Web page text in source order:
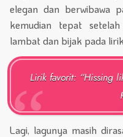
elegan dan berwibawa
kemudian tepat
lambat dan bijak pada
Lirik favorit: “Hissing
Lagi, lagunya masih